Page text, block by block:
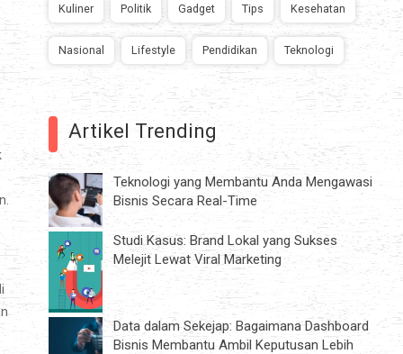
Kuliner Politik Gadget Tips Kesehatan
Nasional Lifestyle Pendidikan Teknologi
Artikel Trending
Teknologi yang Membantu Anda Mengawasi
Bisnis Secara Real-Time
Studi Kasus: Brand Lokal yang Sukses
Melejit Lewat Viral Marketing
Data dalam Sekejap: Bagaimana Dashboard
Bisnis Membantu Ambil Keputusan Lebih